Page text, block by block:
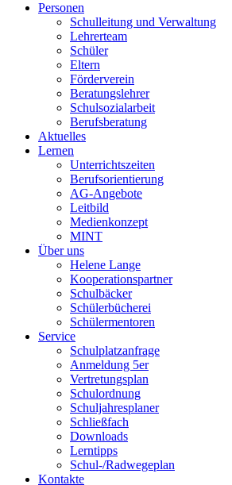
Personen
Schulleitung und Verwaltung
Lehrerteam
Schüler
Eltern
Förderverein
Beratungslehrer
Schulsozialarbeit
Berufsberatung
Aktuelles
Lernen
Unterrichtszeiten
Berufsorientierung
AG-Angebote
Leitbild
Medienkonzept
MINT
Über uns
Helene Lange
Kooperationspartner
Schulbäcker
Schülerbücherei
Schülermentoren
Service
Schulplatzanfrage
Anmeldung 5er
Vertretungsplan
Schulordnung
Schuljahresplaner
Schließfach
Downloads
Lerntipps
Schul-/Radwegeplan
Kontakte